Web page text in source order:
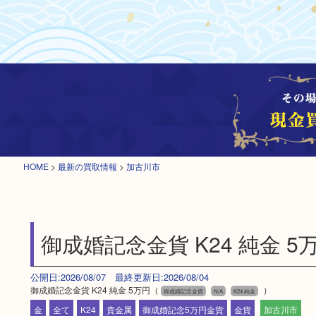
HOME > 最新の買取情報 > 加古川市
御成婚記念金貨 K24 純金 5
公開日:2026/08/07 最終更新日:2026/08/04
御成婚記念金貨 K24 純金 5万円（ 御成婚記念金貨 N/A K24 純金
）
金
全て K24 貴金属 御成婚記念5万円金貨 金貨 加古川市